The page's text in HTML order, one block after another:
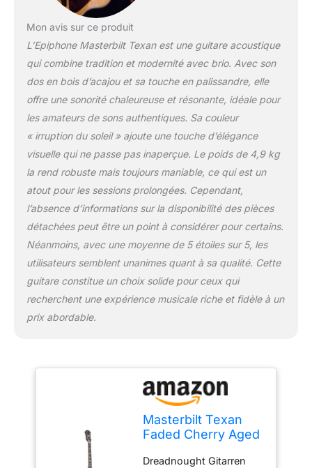
Mon avis sur ce produit
L’Epiphone Masterbilt Texan est une guitare acoustique
qui combine tradition et modernité avec brio. Avec son
dos en bois d’acajou et sa touche en palissandre, elle
offre une sonorité chaleureuse et résonante, idéale pour
les amateurs de sons authentiques. Sa couleur
« irruption du soleil » ajoute une touche d’élégance
visuelle qui ne passe pas inaperçue. Le poids de 4,9 kg
la rend robuste mais toujours maniable, ce qui est un
atout pour les sessions prolongées. Cependant,
l’absence d’informations sur la disponibilité des pièces
détachées peut être un point à considérer pour certains.
Néanmoins, avec une moyenne de 5 étoiles sur 5, les
utilisateurs semblent unanimes quant à sa qualité. Cette
guitare constitue un choix solide pour ceux qui
recherchent une expérience musicale riche et fidèle à un
prix abordable.
Masterbilt Texan
Faded Cherry Aged
Dreadnought Gitarren